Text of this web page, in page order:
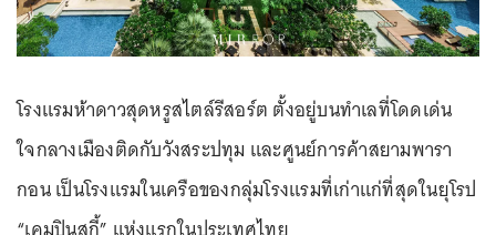
โรงแรมห้าดาวสุดหรูสไตล์รีสอร์ต ตั้งอยู่บนทำเลที่โดดเด่น
ใจกลางเมืองติดกับวังสระปทุม และศูนย์การค้าสยามพารา
กอน เป็นโรงแรมในเครือของกลุ่มโรงแรมที่เก่าแก่ที่สุดในยุโรป